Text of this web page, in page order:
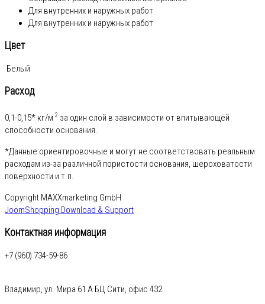
Для внутренних и наружных работ
Для внутренних и наружных работ
Цвет
Белый
Расход
0,1-0,15* кг/м 2 за один слой в зависимости от впитывающей
способности основания.
*Данные ориентировочные и могут не соответствовать реальным
расходам из-за различной пористости основания, шероховатости
поверхности и т.п.
Copyright MAXXmarketing GmbH
JoomShopping Download & Support
Контактная информация
+7 (960) 734-59-86
Владимир, ул. Мира 61 А БЦ Сити, офис 432